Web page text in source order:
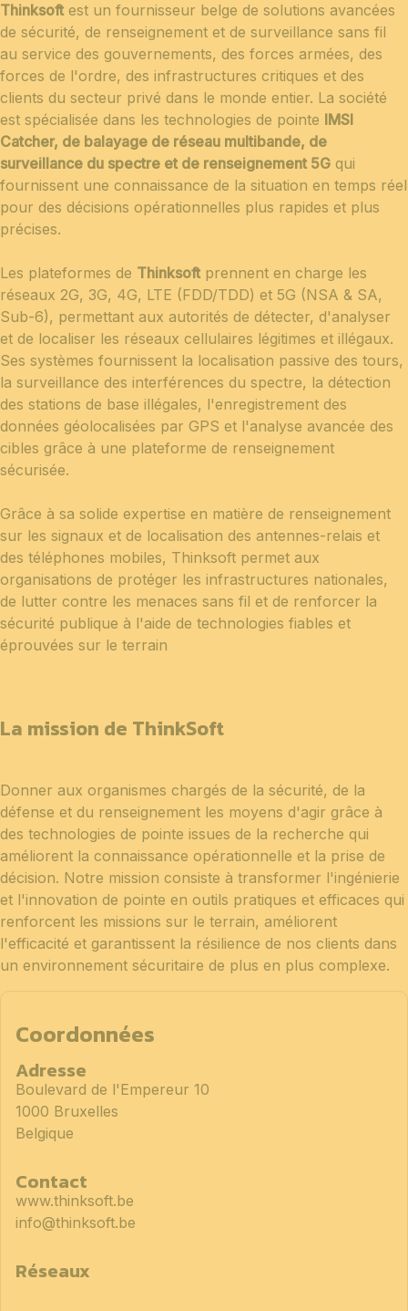
Thinksoftest un fournisseur belge de solutions avancées
de sécurité, de renseignement et de surveillance sans fil
au service des gouvernements, des forces armées, des
forces de l'ordre, des infrastructures critiques et des
clients du secteur privé dans le monde entier. La société
est spécialisée dans les technologies de pointe IMSI
Catcher, de balayage de réseau multibande, de
surveillance du spectre et de renseignement 5G qui
fournissent une connaissance de la situation en temps réel
pour des décisions opérationnelles plus rapides et plus
précises.
Les plateformes de Thinksoftprennent en charge les
réseaux 2G, 3G, 4G, LTE (FDD/TDD) et 5G (NSA & SA,
Sub-6), permettant aux autorités de détecter, d'analyser
et de localiser les réseaux cellulaires légitimes et illégaux.
Ses systèmes fournissent la localisation passive des tours,
la surveillance des interférences du spectre, la détection
des stations de base illégales, l'enregistrement des
données géolocalisées par GPS et l'analyse avancée des
cibles grâce à une plateforme de renseignement
sécurisée.
Grâce à sa solide expertise en matière de renseignement
sur les signaux et de localisation des antennes-relais et
des téléphones mobiles, Thinksoft permet aux
organisations de protéger les infrastructures nationales,
de lutter contre les menaces sans fil et de renforcer la
sécurité publique à l'aide de technologies fiables et
éprouvées sur le terrain
La mission de ThinkSoft
Donner aux organismes chargés de la sécurité, de la
défense et du renseignement les moyens d'agir grâce à
des technologies de pointe issues de la recherche qui
améliorent la connaissance opérationnelle et la prise de
décision. Notre mission consiste à transformer l'ingénierie
et l'innovation de pointe en outils pratiques et efficaces qui
renforcent les missions sur le terrain, améliorent
l'efficacité et garantissent la résilience de nos clients dans
un environnement sécuritaire de plus en plus complexe.
Coordonnées
Adresse
Boulevard de l'Empereur 10
1000 Bruxelles
Belgique
Contact
www.thinksoft.be
info@thinksoft.be
Réseaux